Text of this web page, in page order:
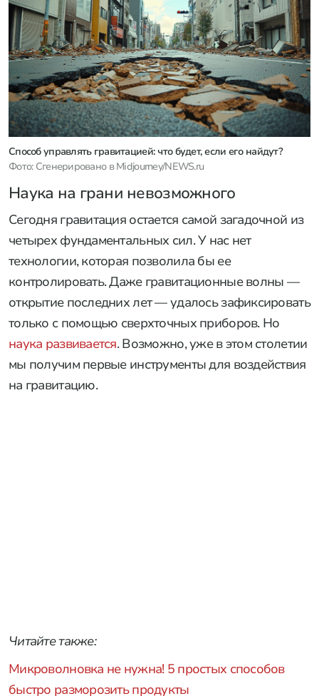
Способ управлять гравитацией: что будет, если его найдут?
Фото: Сгенерировано в Midjourney/NEWS.ru
Наука на грани невозможного
Сегодня гравитация остается самой загадочной из
четырех фундаментальных сил. У нас нет
технологии, которая позволила бы ее
контролировать. Даже гравитационные волны —
открытие последних лет — удалось зафиксировать
только с помощью сверхточных приборов. Но
наука развивается. Возможно, уже в этом столетии
мы получим первые инструменты для воздействия
на гравитацию.
Читайте также:
Микроволновка не нужна! 5 простых способов
быстро разморозить продукты